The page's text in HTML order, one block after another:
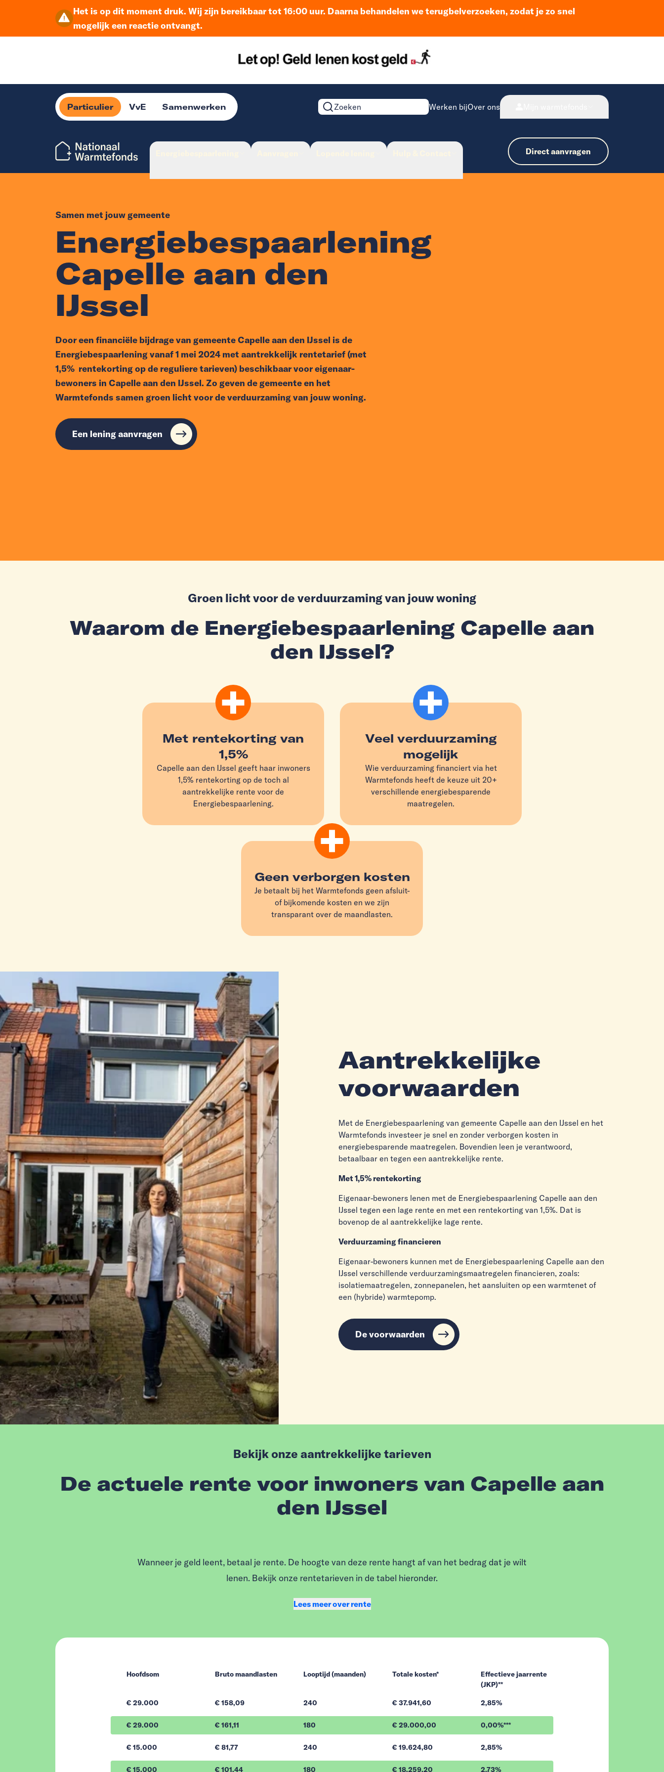
Het is op dit moment druk. Wij zijn bereikbaar tot 16:00 uur. Daarna behandelen we terugbelverzoeken, zodat je zo snel
mogelijk een reactie ontvangt.
Particulier VvE Samenwerken
Zoeken op de website
Werken bijOver ons
Direct aanvragen
Samen met jouw gemeente
Energiebespaarlening
Capelle aan den
IJssel
Door een financiële bijdrage van gemeente Capelle aan den IJssel is de
Energiebespaarlening vanaf 1 mei 2024 met aantrekkelijk rentetarief (met
1,5% rentekorting op de reguliere tarieven) beschikbaar voor eigenaar-
bewoners in Capelle aan den IJssel. Zo geven de gemeente en het
Warmtefonds samen groen licht voor de verduurzaming van jouw woning.
Een lening aanvragen
Groen licht voor de verduurzaming van jouw woning
Waarom de Energiebespaarlening Capelle aan
den IJssel?
Met rentekorting van
1,5%
Capelle aan den IJssel geeft haar inwoners
1,5% rentekorting op de toch al
aantrekkelijke rente voor de
Energiebespaarlening.
Veel verduurzaming
mogelijk
Wie verduurzaming financiert via het
Warmtefonds heeft de keuze uit 20+
verschillende energiebesparende
maatregelen.
Geen verborgen kosten
Je betaalt bij het Warmtefonds geen afsluit-
of bijkomende kosten en we zijn
transparant over de maandlasten.
Aantrekkelijke
voorwaarden
Met de Energiebespaarlening van gemeente Capelle aan den IJssel en het
Warmtefonds investeer je snel en zonder verborgen kosten in
energiebesparende maatregelen. Bovendien leen je verantwoord,
betaalbaar en tegen een aantrekkelijke rente.
Met 1,5% rentekorting
Eigenaar-bewoners lenen met de Energiebespaarlening Capelle aan den
IJssel tegen een lage rente en met een rentekorting van 1,5%. Dat is
bovenop de al aantrekkelijke lage rente.
Verduurzaming financieren
Eigenaar-bewoners kunnen met de Energiebespaarlening Capelle aan den
IJssel verschillende verduurzamingsmaatregelen financieren, zoals:
isolatiemaatregelen, zonnepanelen, het aansluiten op een warmtenet of
een (hybride) warmtepomp.
De voorwaarden
Bekijk onze aantrekkelijke tarieven
De actuele rente voor inwoners van Capelle aan
den IJssel
Wanneer je geld leent, betaal je rente. De hoogte van deze rente hangt af van het bedrag dat je wilt
lenen. Bekijk onze rentetarieven in de tabel hieronder.
Lees meer over rente
Hoofdsom Bruto maandlasten Looptijd (maanden) Totale kosten*
Effectieve jaarrente
(JKP)**
€ 29.000 € 158,09 240 € 37.941,60 2,85%
€ 29.000 € 161,11 180 € 29.000,00 0,00%***
€ 15.000 € 81,77 240 € 19.624,80 2,85%
€ 15.000 € 101,44 180 € 18.259,20 2,73%